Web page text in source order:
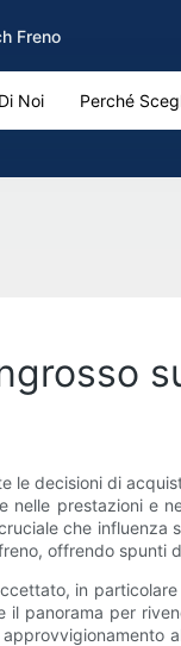
Freno
Noi Perché
decisioni di
prestazioni
che
offrendo
in
per